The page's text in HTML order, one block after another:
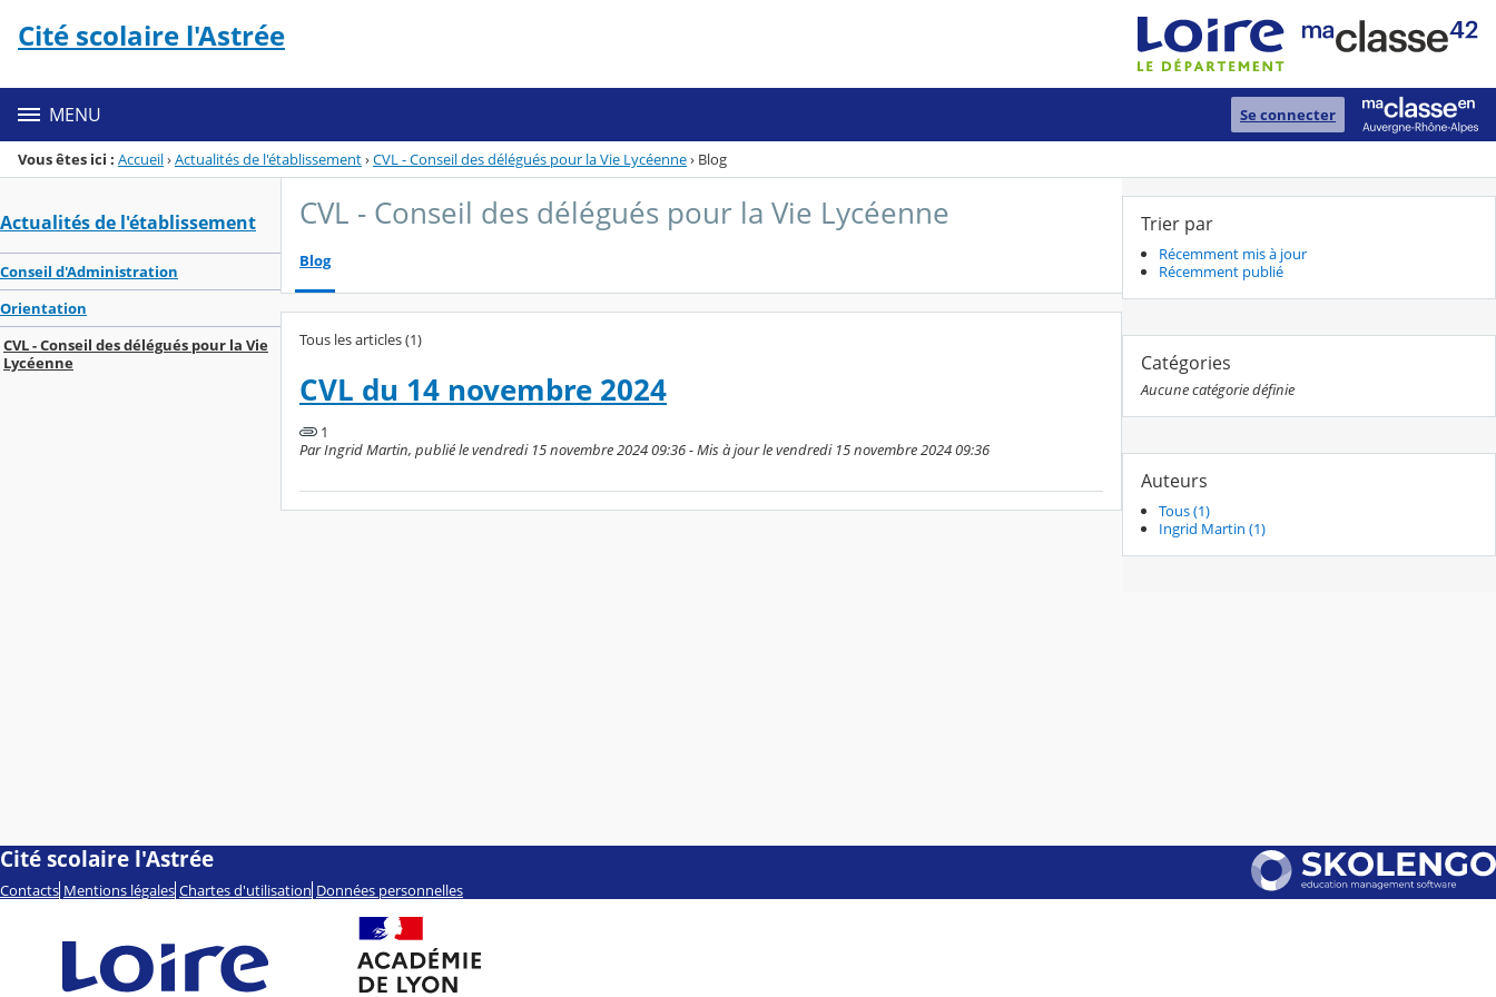
Menu de la rubrique
Contenu
Cité scolaire l'Astrée
MENU Se connecter
Vous êtes ici : Accueil›Actualités de l'établissement›CVL - Conseil des délégués pour la Vie Lycéenne› Blog
Actualités de l'établissement
Conseil d'Administration
Orientation
CVL - Conseil des délégués pour la Vie
Lycéenne
CVL - Conseil des délégués pour la Vie Lycéenne
Blog
Tous les articles (1)
CVL du 14 novembre 2024
1
Par Ingrid Martin, publié le vendredi 15 novembre 2024 09:36 - Mis à jour le vendredi 15 novembre 2024 09:36
Trier par
Récemment mis à jour
Récemment publié
Catégories
Aucune catégorie définie
Auteurs
Tous (1)
Ingrid Martin (1)
Cité scolaire l'Astrée
Contacts Mentions légales Chartes d'utilisation Données personnelles